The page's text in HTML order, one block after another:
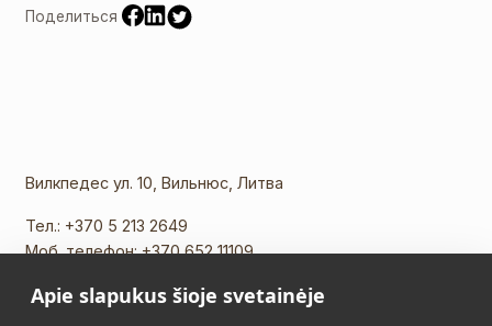
Поделиться
Вилкпедес ул. 10, Вильнюс, Литва
Тел.: +370 5 213 2649
Моб. телефон:+370 652 11109
Apie slapukus šioje svetainėje